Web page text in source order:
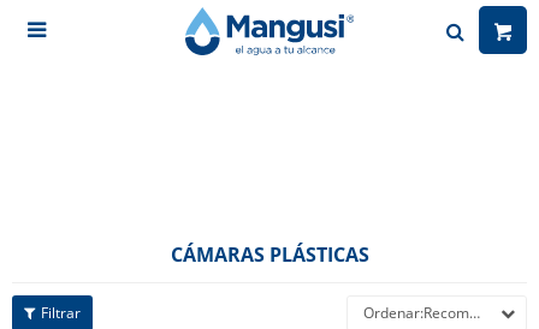

CÁMARAS PLÁSTICAS
Recomendados